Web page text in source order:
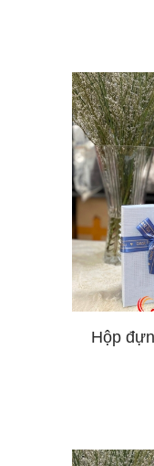
Hộp